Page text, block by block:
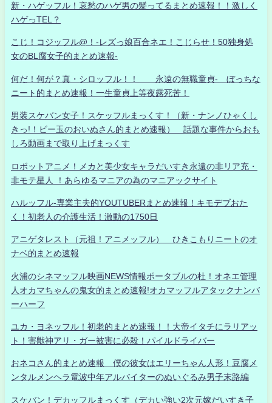
新・ハゲッフル！哀愁のハゲ男の髪ってるまとめ速報！！激しく
ハゲっTEL？
こじ！コジッフル@！-レズっ娘百合ネエ！こじらせ！50独身処
女のBL腐女子的まとめ速報-
何だ！何が？真・シロッフル！！ 永遠の無職童貞- ぼっちな
ニート的まとめ速報！一生童貞上等夜露死苦！
男装スケバン女子！スケッフルまっくす！（新・ナンノひゃくし
きっ!！ビー玉のおいぬさん的まとめ速報） 話題な事件からおも
しろ動画まで取り上げまっくす
ロボットアニメ！メカと美少女キャラだいすき永遠の非リア充・
非モテ星人 ！あらゆるマニアの為のマニアックサイト
ハルッフル-専業主夫的YOUTUBERまとめ速報！キモデブおた
く！初老人の介護生活！激動の1750日
アニゲタレスト（元祖！アニメッフル） ひきこもりニートのオ
ナベ的まとめ速報
火浦のシネマッフル映画NEWS情報ポータブルの杜！オネエ管理
人オカマちゃんの鬼女的まとめ速報!オカマッフルアタックナンバ
ーハーフ
ユカ・ヨネッフル！初老的まとめ速報！！大帝イタチにラリアッ
ト！害獣神アリ・ガー被害に必殺！パイルドライバー
おネコさん的まとめ速報 僕の彼女はエリーちゃん人形！豆腐メ
ンタルメンヘラ電波中年アルバイターのぬいぐるみ男子末路編
スケバン！デカッフルまっくす（デカい強い2次元嫁だいすき子